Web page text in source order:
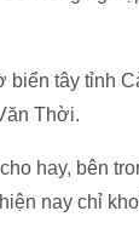
biển tây tỉnh
Thời.
hay, bên
nay chỉ